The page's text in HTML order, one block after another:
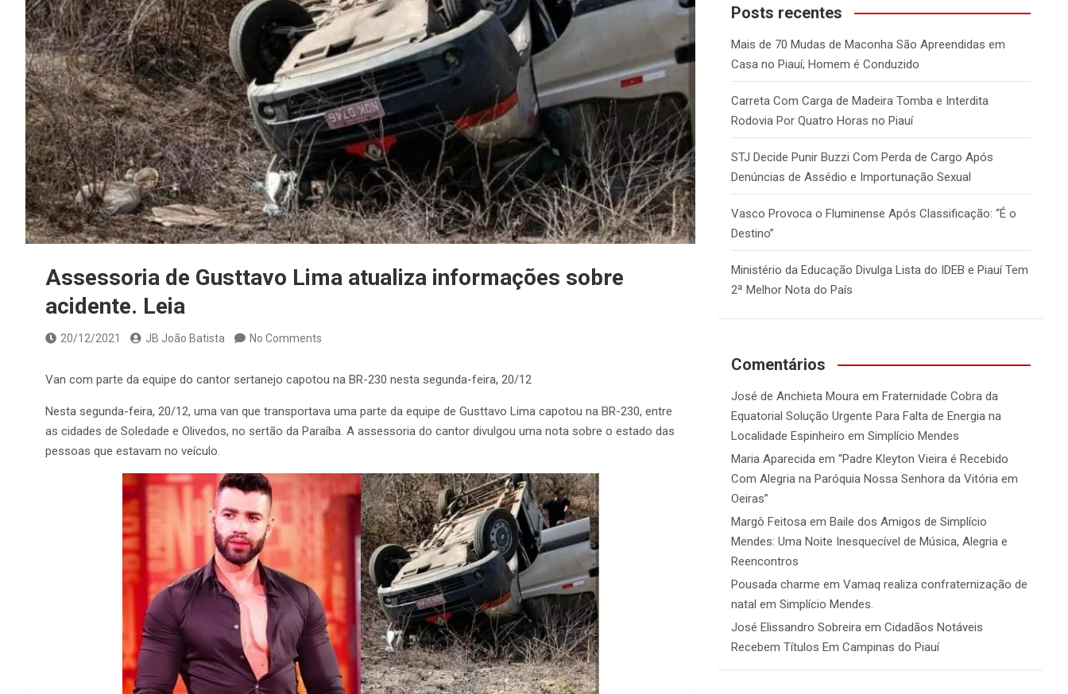
Assessoria de Gusttavo Lima atualiza informações sobre
acidente. Leia
20/12/2021 JB João Batista No Comments
Van com parte da equipe do cantor sertanejo capotou na BR-230 nesta segunda-feira, 20/12
Nesta segunda-feira, 20/12, uma van que transportava uma parte da equipe de Gusttavo Lima capotou na BR-230, entre
as cidades de Soledade e Olivedos, no sertão da Paraíba. A assessoria do cantor divulgou uma nota sobre o estado das
pessoas que estavam no veículo.
c
Posts recentes
Mais de 70 Mudas de Maconha São Apreendidas em
Casa no Piauí; Homem é Conduzido
Carreta Com Carga de Madeira Tomba e Interdita
Rodovia Por Quatro Horas no Piauí
STJ Decide Punir Buzzi Com Perda de Cargo Após
Denúncias de Assédio e Importunação Sexual
Vasco Provoca o Fluminense Após Classificação: “É o
Destino”
Ministério da Educação Divulga Lista do IDEB e Piauí Tem
2ª Melhor Nota do País
Comentários
José de Anchieta Moura emFraternidade Cobra da
Equatorial Solução Urgente Para Falta de Energia na
Localidade Espinheiro em Simplício Mendes
Maria Aparecida em“Padre Kleyton Vieira é Recebido
Com Alegria na Paróquia Nossa Senhora da Vitória em
Oeiras”
Margô Feitosa emBaile dos Amigos de Simplício
Mendes: Uma Noite Inesquecível de Música, Alegria e
Reencontros
Pousada charme emVamaq realiza confraternização de
natal em Simplício Mendes.
José Elissandro Sobreira emCidadãos Notáveis
Recebem Títulos Em Campinas do Piauí